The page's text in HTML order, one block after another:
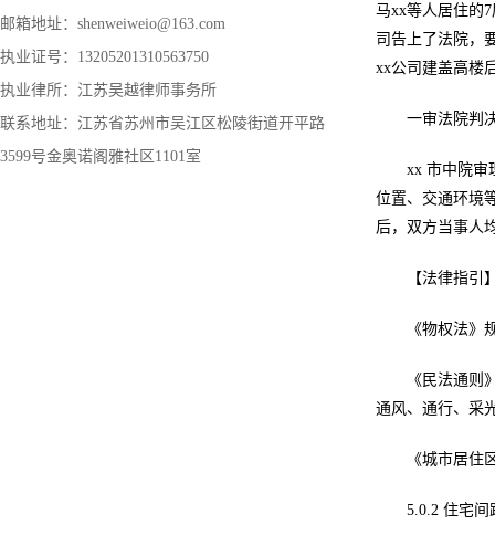
邮箱地址：shenweiweio@163.com
执业证号：13205201310563750
执业律所：江苏吴越律师事务所
联系地址：江苏省苏州市吴江区松陵街道开平路
3599号金奥诺阁雅社区1101室
马xx等人居住的
司告上了法院，
xx公司建盖高楼
一审法院判
xx 市中院审
位置、交通环境
后，双方当事人
【法律指引
《物权法
《民法通
通风、通行、采
《城市居住
5.0.2 住宅